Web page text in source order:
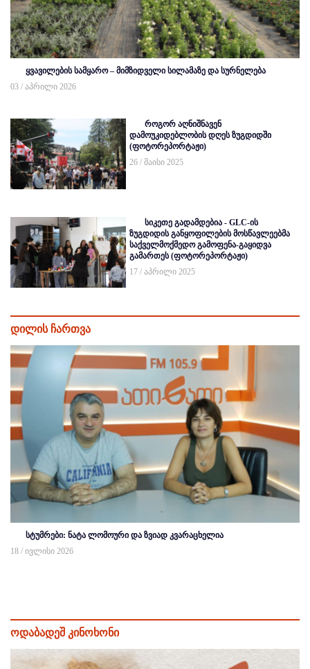
ყვავილების სამყარო – მიმზიდველი სილამაზე და სურნელება
03 / აპრილი 2026
როგორ აღნიშნავენ
დამოუკიდებლობის დღეს ზუგდიდში
(ფოტორეპორტაჟი)
26 / მაისი 2025
სიკეთე გადამდებია - GLC-ის
ზუგდიდის განყოფილების მოსწავლეებმა
საქველმოქმედო გამოფენა-გაყიდვა
გამართეს (ფოტორეპორტაჟი)
17 / აპრილი 2025
დილის ჩართვა
სტუმრები: ნატა ლომოური და ზვიად კვარაცხელია
18 / ივლისი 2026
ოდაბადეშ კინოხონი